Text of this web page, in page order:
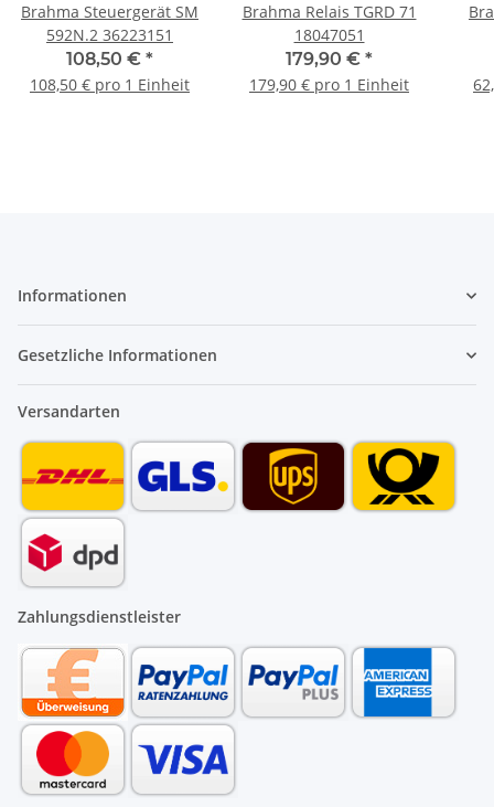
Brahma Steuergerät SM
592N.2 36223151
108,50 € *
108,50 € pro 1 Einheit
Brahma Relais TGRD 71
18047051
179,90 € *
179,90 € pro 1 Einheit
Informationen
Gesetzliche Informationen
Versandarten
Zahlungsdienstleister